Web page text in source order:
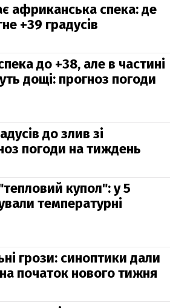
африканська спека: де
+39 градусів
до +38, але в частині
дощі: прогноз погоди
до злив зі
погоди на тиждень
купол": у 5
температурні
грози: синоптики дали
початок нового тижня